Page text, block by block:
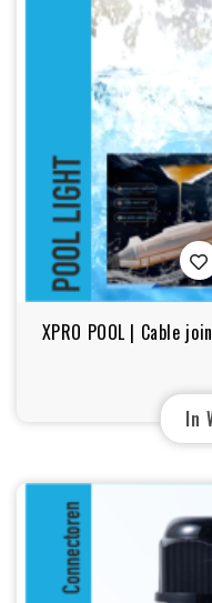
XPRO POOL | Cable
In